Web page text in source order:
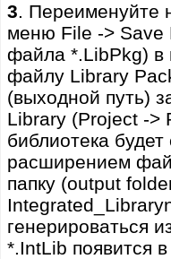
3. Переименуйте
меню File -> Save
файла *.LibPkg) в
файлу Library
(выходной путь)
Library (Project ->
библиотека
расширением
папку (output
генерироваться
*.IntLib появится